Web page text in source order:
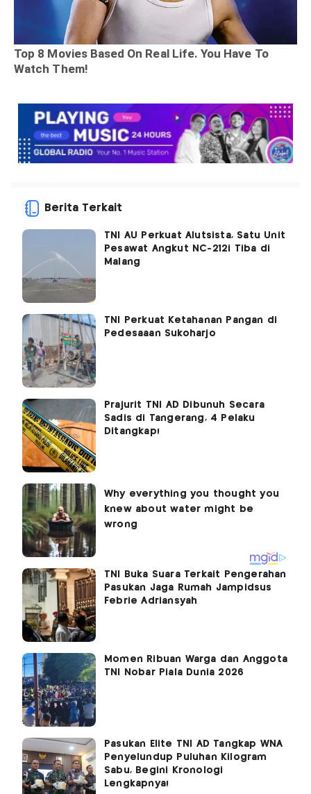
Berita Terkait
TNI AU Perkuat Alutsista, Satu Unit
Pesawat Angkut NC-212i Tiba di
Malang
TNI Perkuat Ketahanan Pangan di
Pedesaaan Sukoharjo
Prajurit TNI AD Dibunuh Secara
Sadis di Tangerang, 4 Pelaku
Ditangkap!
TNI Buka Suara Terkait Pengerahan
Pasukan Jaga Rumah Jampidsus
Febrie Adriansyah
Momen Ribuan Warga dan Anggota
TNI Nobar Piala Dunia 2026
Pasukan Elite TNI AD Tangkap WNA
Penyelundup Puluhan Kilogram
Sabu, Begini Kronologi
Lengkapnya!